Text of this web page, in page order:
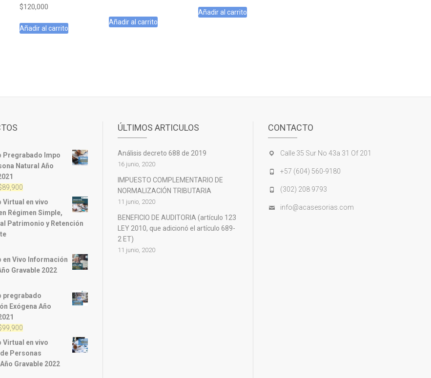
$120,000
Añadir al carrito
era:
Añadir al carrito
Añadir al carrito
Pregrabado Impo
Natural Año
precio
original
era:
89,900El
precio
actual
es:
$89,900.
Virtual en vivo
Régimen Simple,
Patrimonio y Retención
en Vivo Información
Gravable 2022
pregrabado
Exógena Año
precio
original
era:
99,900El
precio
Virtual en vivo
Personas
Gravable 2022
ÚLTIMOS ARTICULOS
Análisis decreto 688 de 2019
16 junio, 2020
IMPUESTO COMPLEMENTARIO DE
NORMALIZACIÓN TRIBUTARIA
11 junio, 2020
BENEFICIO DE AUDITORIA (artículo 123
LEY 2010, que adicionó el artículo 689-
2 ET)
11 junio, 2020
CONTACTO
Calle 35 Sur No 43a 31 Of 201
+57 (604) 560-9180
(302) 208 9793
info@acasesorias.com